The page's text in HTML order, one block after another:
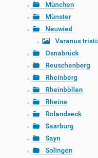
München
Münster
Neuwied
Varanus
Osnabrück
Reuschenberg
Rheinberg
Rheinböllen
Rheine
Rolandseck
Saarburg
Sayn
Solingen